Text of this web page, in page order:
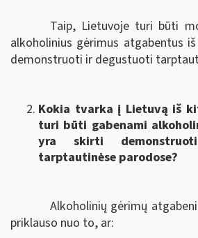
Taip, Lietuvoje turi būti
alkoholinius gėrimus atgabentus
demonstruoti ir degustuoti
Kokia tvarka į Lietuvą iš
turi būti gabenami
yra skirti
tarptautinėse parodose?
Alkoholinių gėrimų
priklauso nuo to, ar: